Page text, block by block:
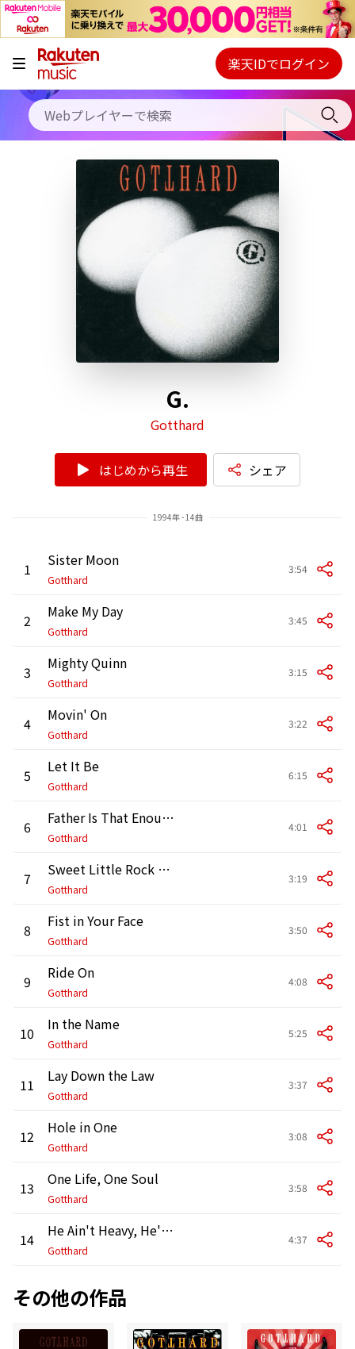
キャンペーン
料金プラン
使い方
初回30日間無料お試し
Webプレイヤー
ご契約内容の確認・変更
楽天IDでログイン
G.
Gotthard
はじめから再生 シェア
1994年 - 14曲
1 Sister Moon
Gotthard
3:54
2 Make My Day
Gotthard
3:45
3 Mighty Quinn
Gotthard
3:15
4 Movin' On
Gotthard
3:22
5 Let It Be
Gotthard
6:15
6 Father Is That Enough?
Gotthard
4:01
7 Sweet Little Rock N' Roller
Gotthard
3:19
8 Fist in Your Face
Gotthard
3:50
9 Ride On
Gotthard
4:08
10 In the Name
Gotthard
5:25
11 Lay Down the Law
Gotthard
3:37
12 Hole in One
Gotthard
3:08
13 One Life, One Soul
Gotthard
3:58
14 He Ain't Heavy, He's My Brother
Gotthard
4:37
その他の作品